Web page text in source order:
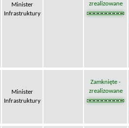
Minister
Infrastruktury
zrealizowane
Minister
Infrastruktury
Zamknięte -
zrealizowane